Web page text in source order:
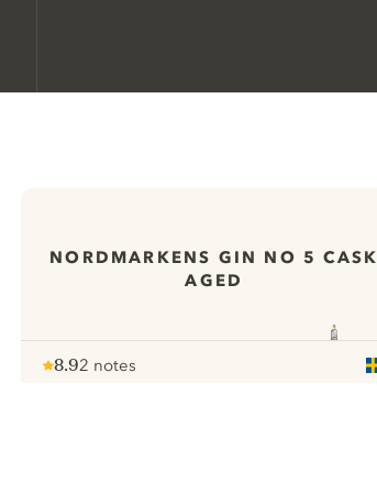
NORDMARKENS GIN NO 5 CASK
AGED
8.92 notes